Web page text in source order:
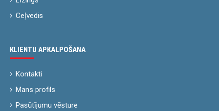
Ceļvedis
KLIENTU APKALPOŠANA
Kontakti
Mans profils
Pasūtījumu vēsture